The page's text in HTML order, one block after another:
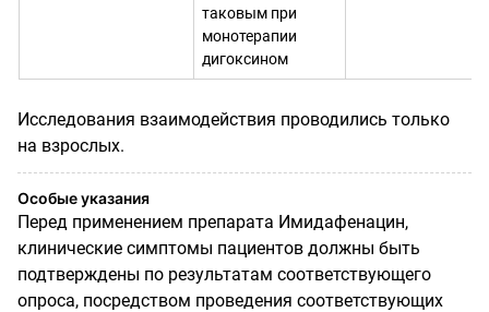
таковым при
монотерапии
дигоксином
Исследования взаимодействия проводились только
на взрослых.
Особые указания
Перед применением препарата Имидафенацин,
клинические симптомы пациентов должны быть
подтверждены по результатам соответствующего
опроса, посредством проведения соответствующих